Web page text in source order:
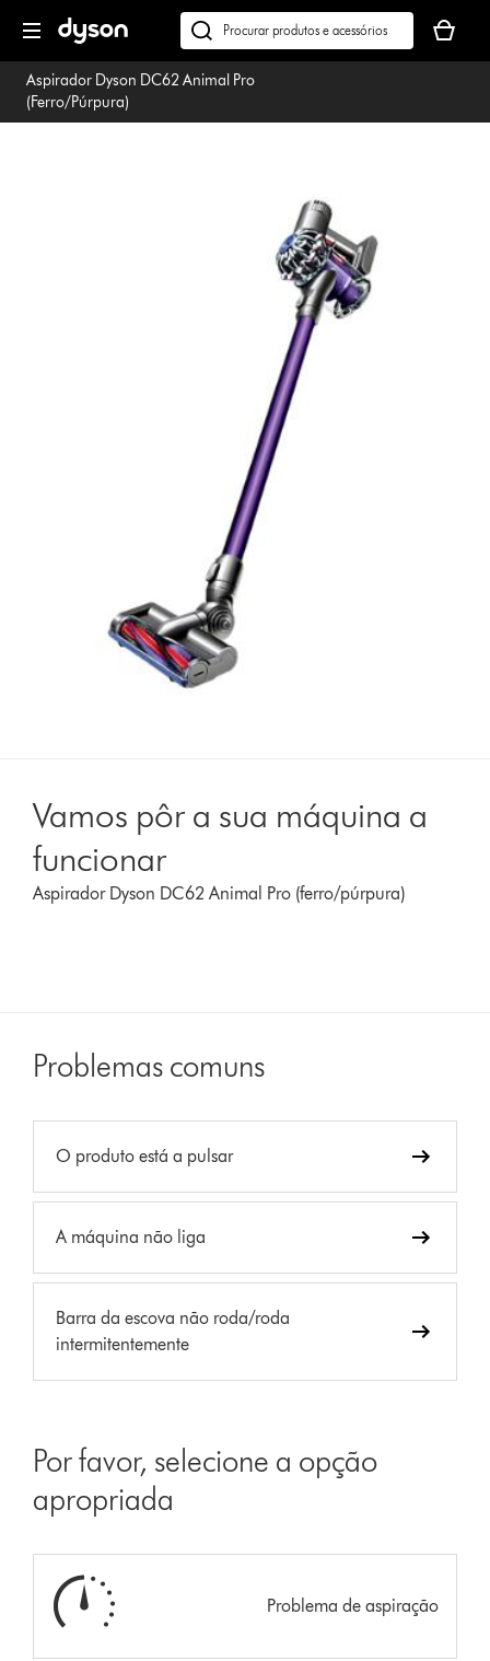
seguinte
Pesquisar
em
dyson.pt
seu
cesto
Aspirador Dyson DC62 Animal Pro
(Ferro/Púrpura)
Vamos pôr a sua máquina a
funcionar
Aspirador Dyson DC62 Animal Pro (ferro/púrpura)
Problemas comuns
O produto está a pulsar
A máquina não liga
Barra da escova não roda/roda
intermitentemente
Por favor, selecione a opção
apropriada
Problema de aspiração